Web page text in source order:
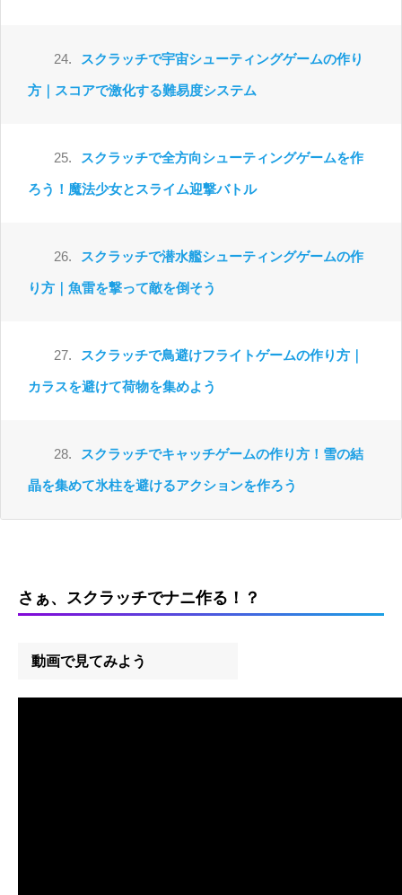
24. スクラッチで宇宙シューティングゲームの作り
方｜スコアで激化する難易度システム
25. スクラッチで全方向シューティングゲームを作
ろう！魔法少女とスライム迎撃バトル
26. スクラッチで潜水艦シューティングゲームの作
り方｜魚雷を撃って敵を倒そう
27. スクラッチで鳥避けフライトゲームの作り方｜
カラスを避けて荷物を集めよう
28. スクラッチでキャッチゲームの作り方！雪の結
晶を集めて氷柱を避けるアクションを作ろう
さぁ、スクラッチでナニ作る！？
動画で見てみよう